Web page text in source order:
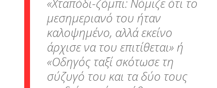
μεσημεριανό του ήταν
καλοψημένο, αλλά εκείνο
άρχισε να του επιτίθεται» ή
«Οδηγός ταξί σκότωσε τη
σύζυγό του και τα δύο τους